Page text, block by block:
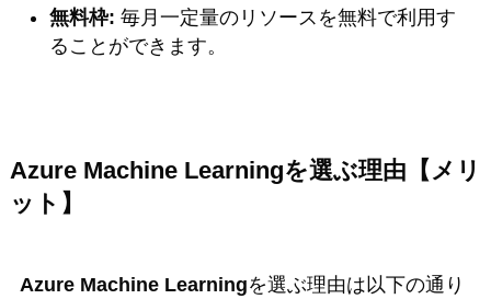
無料枠: 毎月一定量のリソースを無料で利用す
ることができます。
Azure Machine Learningを選ぶ理由【メリ
ット】
Azure Machine Learningを選ぶ理由は以下の通り